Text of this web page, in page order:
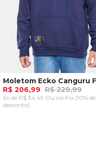
R$ 206,99 R$ 229,99
6x de R$ 34,49 Ou no Pix (10% de
desconto)